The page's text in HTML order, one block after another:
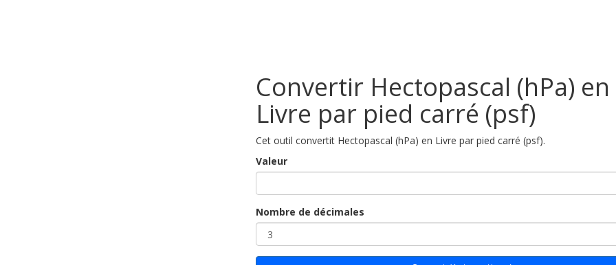
Convertir Hectopascal (hPa) en
Livre par pied carré (psf)
Cet outil convertit Hectopascal (hPa) en Livre par pied carré (psf).
Valeur
Nombre de décimales